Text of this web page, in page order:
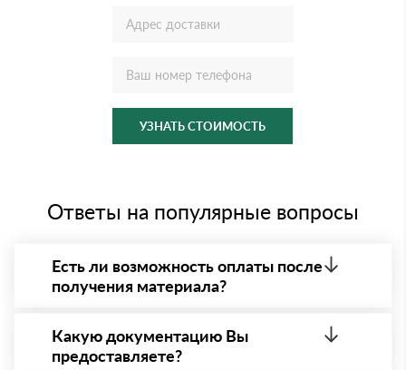
УЗНАТЬ СТОИМОСТЬ
Ответы на популярные вопросы
Есть ли возможность оплаты после
получения материала?
- оплата по факту получения товара. При этом,
если доставленный товар был ненадлежащего
качества, то Вы вправе от него отказаться.
Какую документацию Вы
предоставляете?